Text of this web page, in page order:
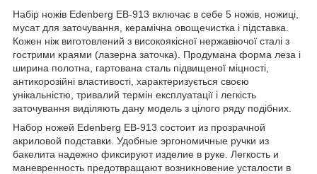
Набір ножів Edenberg EB-913 включає в себе 5 ножів, ножиці,
мусат для заточування, керамічна овощечистка і підставка.
Кожен ніж виготовлений з високоякісної нержавіючої сталі з
гострими краями (лазерна заточка). Продумана форма леза і
ширина полотна, гартована сталь підвищеної міцності,
антикорозійні властивості, характеризується своєю
унікальністю, тривалий термін експлуатації і легкість
заточування виділяють дану модель з цілого ряду подібних.
Набор ножей Edenberg EB-913 состоит из прозрачной
акриловой подставки. Удобные эргономичные ручки из
бакелита надежно фиксируют изделие в руке. Легкость и
маневренность предотвращают возникновение усталости в